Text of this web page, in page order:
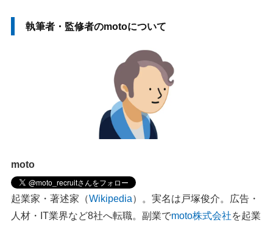
執筆者・監修者のmotoについて
moto
起業家・著述家（Wikipedia）。実名は戸塚俊介。広告・
人材・IT業界など8社へ転職。副業でmoto株式会社を起業